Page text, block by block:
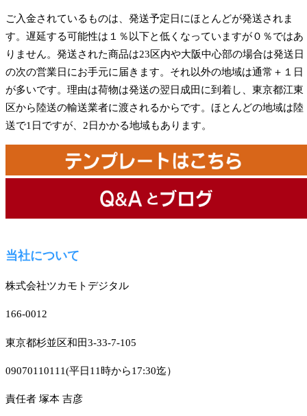
ご入金されているものは、発送予定日にほとんどが発送されま
す。遅延する可能性は１％以下と低くなっていますが０％ではあ
りません。発送された商品は23区内や大阪中心部の場合は発送日
の次の営業日にお手元に届きます。それ以外の地域は通常＋１日
が多いです。理由は荷物は発送の翌日成田に到着し、東京都江東
区から陸送の輸送業者に渡されるからです。ほとんどの地域は陸
送で1日ですが、2日かかる地域もあります。
当社について
株式会社ツカモトデジタル
166-0012
東京都杉並区和田3-33-7-105
09070110111(平日11時から17:30迄）
責任者 塚本 吉彦